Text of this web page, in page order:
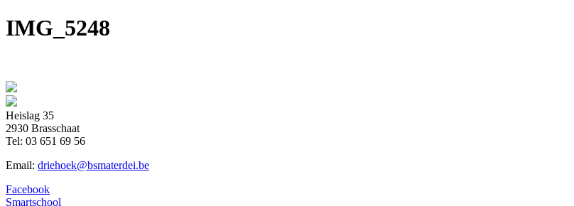
IMG_5248
Heislag 35
2930 Brasschaat
Tel: 03 651 69 56
Email: driehoek@bsmaterdei.be
Facebook
Smartschool